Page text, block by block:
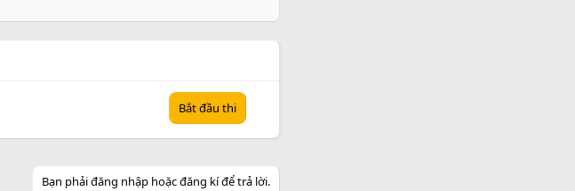
Bắt đầu thi
Bạn phải đăng nhập hoặc đăng kí để trả lời.